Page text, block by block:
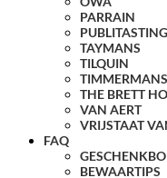
PARRAIN
PUBLITASTING
TAYMANS
TILQUIN
TIMMERMANS
THE BRETT
VAN AERT
VRIJSTAAT
FAQ
BEWAARTIPS